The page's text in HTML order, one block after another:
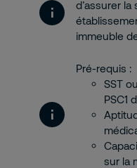
d’assurer
immeuble
Pré-requis :
SST
PSC1
sur la